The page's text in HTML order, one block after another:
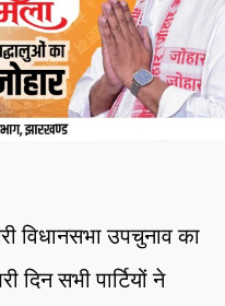
विधानसभा उपचुनाव का
सभी पार्टियों ने